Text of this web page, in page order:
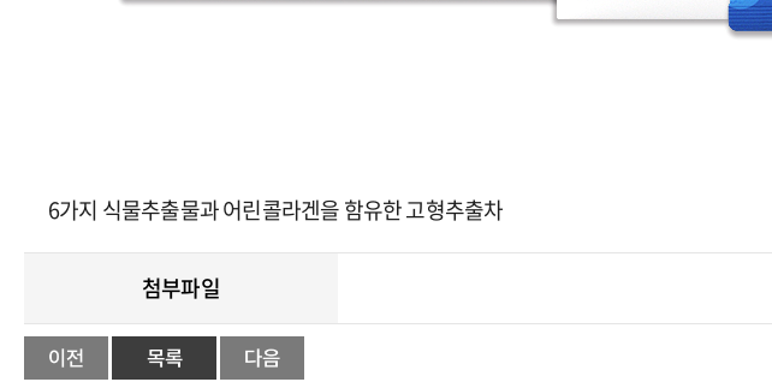
6가지 식물추출물과 어린콜라겐을 함유한 고형추출차
첨부파일